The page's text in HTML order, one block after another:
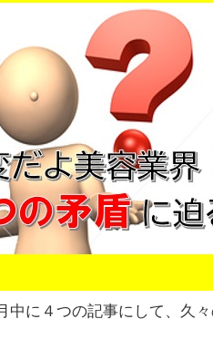
中に４つの記事にして、久